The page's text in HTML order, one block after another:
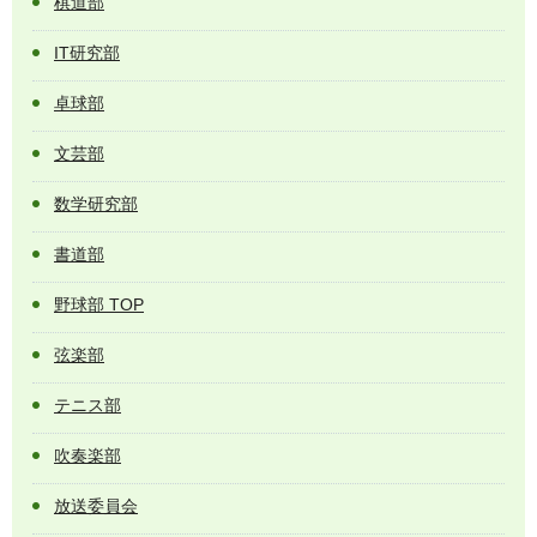
IT研究部
卓球部
文芸部
数学研究部
書道部
野球部 TOP
弦楽部
テニス部
吹奏楽部
放送委員会